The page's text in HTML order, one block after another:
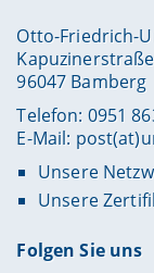
Otto-Friedrich-
96047 Bamberg
Telefon: 0951
E-Mail:
Unsere
Unsere
Folgen Sie uns